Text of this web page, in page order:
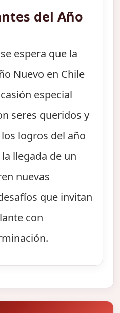
del Año
espera que la
Nuevo en Chile
especial
seres queridos y
logros del año
llegada de un
nuevas
que invitan
con